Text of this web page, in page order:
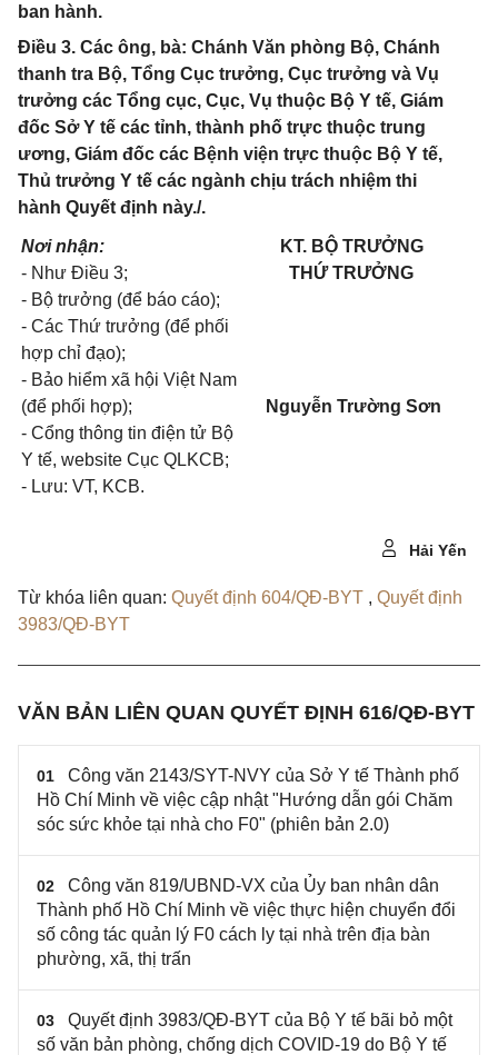
ban hành.
Điều 3. Các ông, bà: Chánh Văn phòng Bộ, Chánh
thanh tra Bộ, Tổng Cục trưởng, Cục trưởng và Vụ
trưởng các Tổng cục, Cục, Vụ thuộc Bộ Y tế, Giám
đốc Sở Y tế các tỉnh, thành phố trực thuộc trung
ương, Giám đốc các Bệnh viện trực thuộc Bộ Y tế,
Thủ trưởng Y tế các ngành chịu trách nhiệm thi
hành Quyết định này./.
Nơi nhận:
- Như Điều 3;
- Bộ trưởng (để báo cáo);
- Các Thứ trưởng (để phối
hợp chỉ đạo);
- Bảo hiểm xã hội Việt Nam
(để phối hợp);
- Cổng thông tin điện tử Bộ
Y tế, website Cục QLKCB;
- Lưu: VT, KCB.
KT. BỘ TRƯỞNG
THỨ TRƯỞNG
Nguyễn Trường Sơn
Hải Yến
Từ khóa liên quan: Quyết định 604/QĐ-BYT , Quyết định
3983/QĐ-BYT
VĂN BẢN LIÊN QUAN QUYẾT ĐỊNH 616/QĐ-BYT
01
Công văn 2143/SYT-NVY của Sở Y tế Thành phố
Hồ Chí Minh về việc cập nhật "Hướng dẫn gói Chăm
sóc sức khỏe tại nhà cho F0" (phiên bản 2.0)
02
Công văn 819/UBND-VX của Ủy ban nhân dân
Thành phố Hồ Chí Minh về việc thực hiện chuyển đổi
số công tác quản lý F0 cách ly tại nhà trên địa bàn
phường, xã, thị trấn
03
Quyết định 3983/QĐ-BYT của Bộ Y tế bãi bỏ một
số văn bản phòng, chống dịch COVID-19 do Bộ Y tế